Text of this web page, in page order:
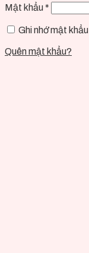
Mật khẩu *
Ghi nhớ mật khẩu
Quên mật khẩu?